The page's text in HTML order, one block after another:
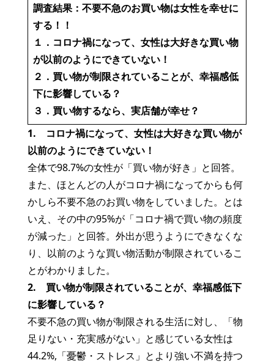
調査結果：不要不急のお買い物は女性を幸せに
する！！
１．コロナ禍になって、女性は大好きな買い物
が以前のようにできていない！
２．買い物が制限されていることが、幸福感低
下に影響している？
３．買い物するなら、実店舗が幸せ？
1. コロナ禍になって、女性は大好きな買い物が
以前のようにできていない！
全体で98.7%の女性が「買い物が好き」と回答。
また、ほとんどの人がコロナ禍になってからも何
かしら不要不急のお買い物をしていました。とは
いえ、その中の95%が「コロナ禍で買い物の頻度
が減った」と回答。外出が思うようにできなくな
り、以前のような買い物活動が制限されているこ
とがわかりました。
2. 買い物が制限されていることが、幸福感低下
に影響している？
不要不急の買い物が制限される生活に対し、「物
足りない・充実感がない」と感じている女性は
44.2%,「憂鬱・ストレス」とより強い不満を持つ